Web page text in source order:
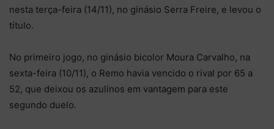
nesta terça-feira (14/11), no ginásio Serra Freire, e levou o
título.
No primeiro jogo, no ginásio bicolor Moura Carvalho, na
sexta-feira (10/11), o Remo havia vencido o rival por 65 a
52, que deixou os azulinos em vantagem para este
segundo duelo.